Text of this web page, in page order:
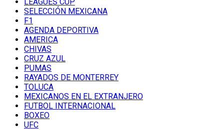
SELECCIÓN MEXICANA
F1
AGENDA DEPORTIVA
AMERICA
CHIVAS
CRUZ AZUL
PUMAS
RAYADOS DE MONTERREY
TOLUCA
MEXICANOS EN EL EXTRANJERO
FUTBOL INTERNACIONAL
BOXEO
UFC